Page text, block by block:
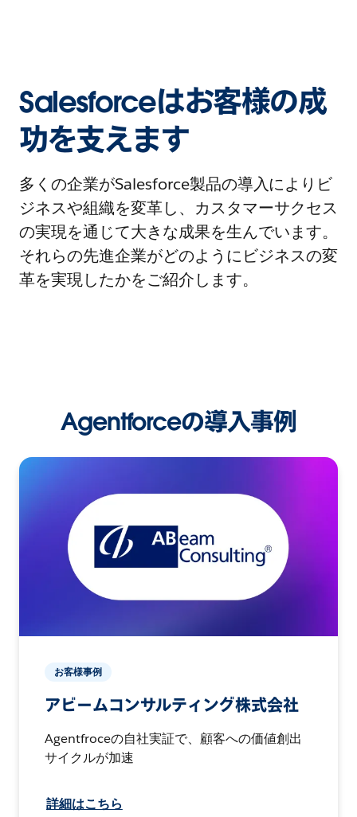
Salesforceはお客様の成
功を支えます
多くの企業がSalesforce製品の導入によりビ
ジネスや組織を変革し、カスタマーサクセス
の実現を通じて大きな成果を生んでいます。
それらの先進企業がどのようにビジネスの変
革を実現したかをご紹介します。
Agentforceの導入事例
お客様事例
アビームコンサルティング株式会社
Agentfroceの自社実証で、顧客への価値創出
サイクルが加速
詳細はこちら